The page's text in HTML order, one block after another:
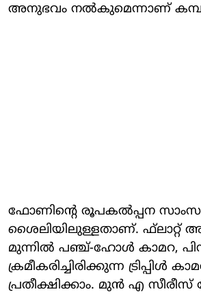
അനുഭവം നല്‍കുമെന്നാണ്
ഫോണിന്റെ രൂപകല്‍പ്പന
ശൈലിയിലുള്ളതാണ്. ഫ്‌ലാറ്റ്
മുന്നില്‍ പഞ്ച്-ഹോള്‍ കാമറ,
ക്രമീകരിച്ചിരിക്കുന്ന ട്രിപ്പിള്‍
പ്രതീക്ഷിക്കാം. മുന്‍ എ